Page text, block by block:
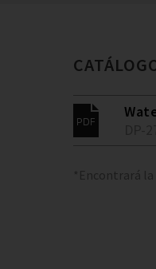
*Encontrará